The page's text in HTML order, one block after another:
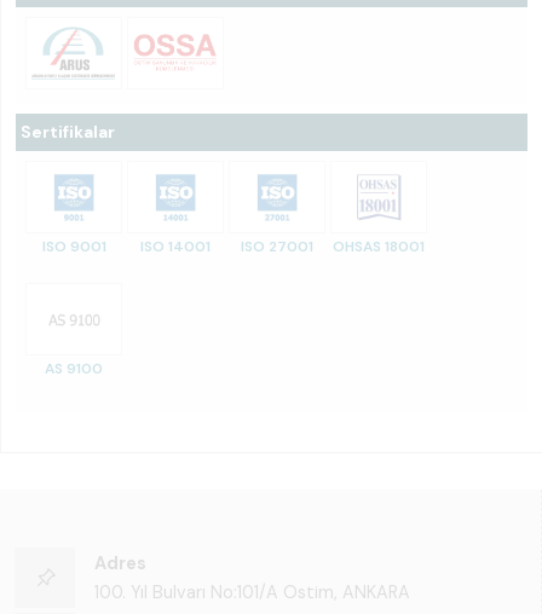
Sertifikalar
ISO 9001 ISO 14001 ISO 27001 OHSAS 18001
AS 9100
Adres
100. Yıl Bulvarı No:101/A Ostim, ANKARA